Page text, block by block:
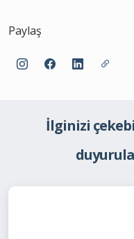
Paylaş
İlginizi